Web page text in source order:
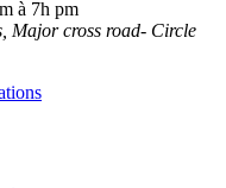
à 7h pm
Major cross road- Circle